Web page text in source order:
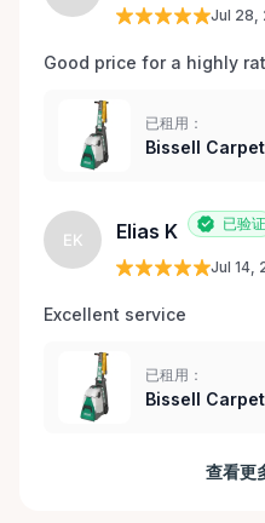
Jul 28,
Good price for a highly
已租用：
Bissell
EK Elias K 已验证
Jul 14,
Excellent service
已租用：
Bissell
查看更